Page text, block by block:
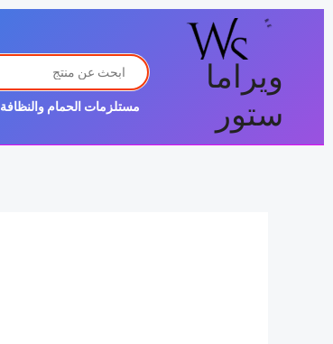
تخطي
ويراما
ستور
PRODUCTS
SEARCH
مستلزمات الحمام والنظافة